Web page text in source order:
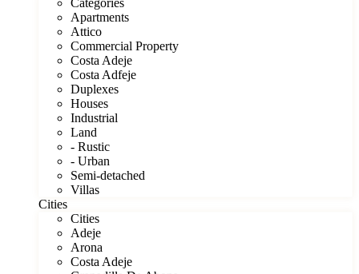
Apartments
Attico
Commercial Property
Costa Adeje
Costa Adfeje
Duplexes
Houses
Industrial
Land
- Rustic
- Urban
Semi-detached
Villas
Cities
Cities
Adeje
Arona
Costa Adeje